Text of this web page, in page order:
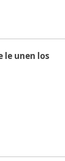
le unen los